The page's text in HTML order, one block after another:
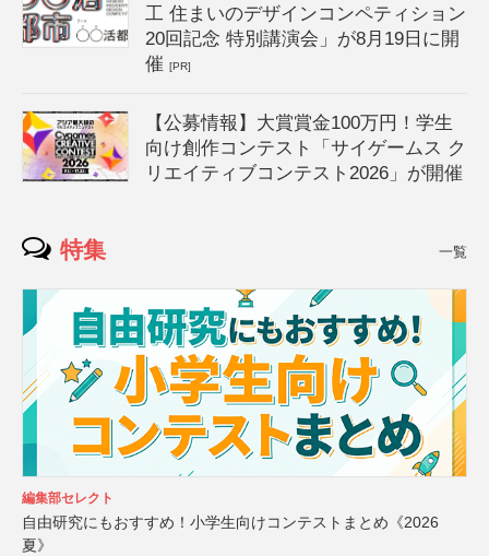
工 住まいのデザインコンペティション
20回記念 特別講演会」が8月19日に開
催[PR]
【公募情報】大賞賞金100万円！学生
向け創作コンテスト「サイゲームス ク
リエイティブコンテスト2026」が開催
特集 一覧
編集部セレクト
自由研究にもおすすめ！小学生向けコンテストまとめ《2026
夏》